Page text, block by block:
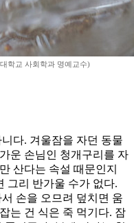
학교 사회학과 명예교수)
다. 겨울잠을 자던 동물
운 손님인 청개구리를 자
산다는 속설 때문인지
그리 반가울 수가 없다.
손을 오므려 덮치면 움
는 건 식은 죽 먹기다. 잠